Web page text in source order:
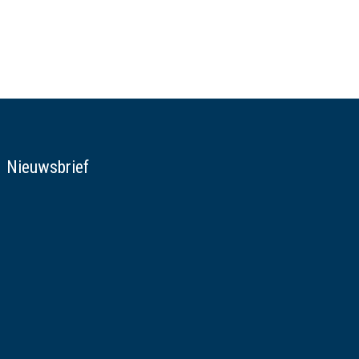
Nieuwsbrief